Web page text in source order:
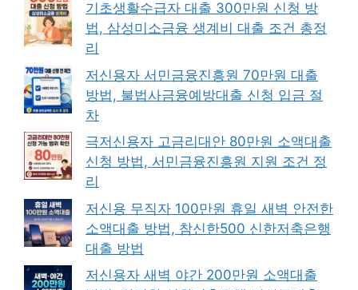
기초생활수급자 대출 300만원 신청 방
법, 삼성미소금융 생계비 대출 조건 총정
리
저신용자 서민금융진흥원 70만원 대출
방법, 불법사금융예방대출 신청 입금 절
차
극저신용자 고금리대안 80만원 소액대출
신청 방법, 서민금융진흥원 지원 조건 정
리
저신용 무직자 100만원 휴일 새벽 안전한
소액대출 방법, 참신한500 신한저축은행
대출 방법
저신용자 새벽 야간 200만원 소액대출